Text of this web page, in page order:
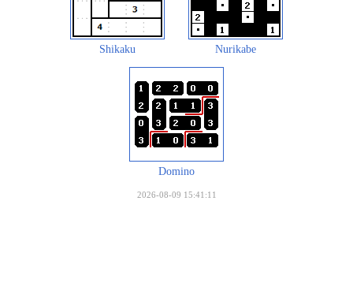
Shikaku Nurikabe
Domino
2026-08-09 15:41:11